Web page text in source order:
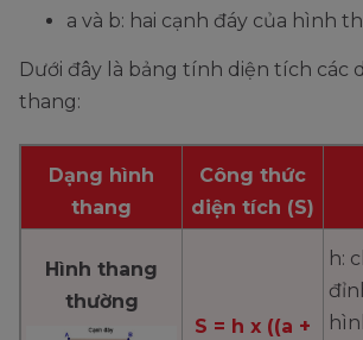
a và b: hai cạnh đáy của hình
Dưới đây là bảng tính diện tích các
thang:
Dạng hình
thang
Công thức
diện tích (S)
Hình thang
thường
S = h x ((a +
h: